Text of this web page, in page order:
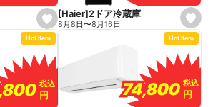
e
e
s
e
t
a
v
o
r
i
s
e
t
a
v
o
r
i
[Haier]2ドア冷蔵庫
8月8日〜8月16日
Hot Item
税込
税込
円
円
Hot Item
74,800
74,800 税込
税込
円
円